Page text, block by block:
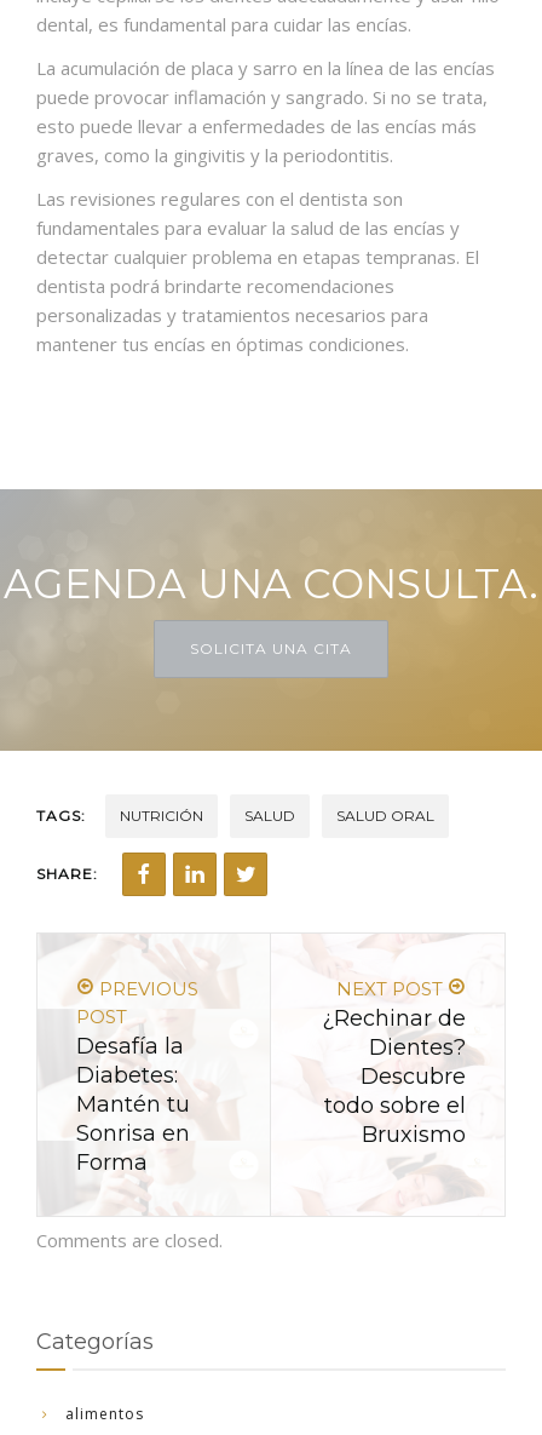
dental, es fundamental para cuidar las encías.
La acumulación de placa y sarro en la línea de las encías
puede provocar inflamación y sangrado. Si no se trata,
esto puede llevar a enfermedades de las encías más
graves, como la gingivitis y la periodontitis.
Las revisiones regulares con el dentista son
fundamentales para evaluar la salud de las encías y
detectar cualquier problema en etapas tempranas. El
dentista podrá brindarte recomendaciones
personalizadas y tratamientos necesarios para
mantener tus encías en óptimas condiciones.
AGENDA UNA CONSULTA.
SOLICITA UNA CITA
TAGS: NUTRICIÓN SALUD SALUD ORAL
SHARE:
PREVIOUS
POST
Desafía la
Diabetes:
Mantén tu
Sonrisa en
Forma
NEXT POST
¿Rechinar de
Dientes?
Descubre
todo sobre el
Bruxismo
Comments are closed.
Categorías
alimentos